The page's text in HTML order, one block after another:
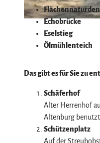
© Stadt Halberstadt, Harz: Magische
Echobrücke
Eselstieg
Ölmühlenteich
Das gibt es für Sie zu
Schäferhof
Alter Herrenhof
Altenburg
Schützenplatz
Auf der